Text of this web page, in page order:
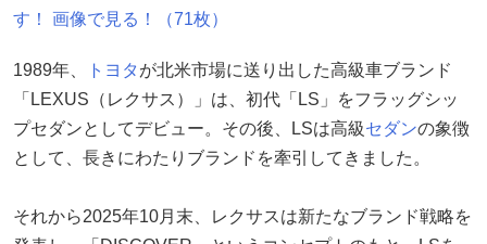
す！ 画像で見る！（71枚）
1989年、 トヨタ が北米市場に送り出した高級車ブランド
「LEXUS（レクサス）」は、初代「LS」をフラッグシッ
プセダンとしてデビュー。その後、LSは高級セダンの象徴
として、長きにわたりブランドを牽引してきました。
それから2025年10月末、レクサスは新たなブランド戦略を